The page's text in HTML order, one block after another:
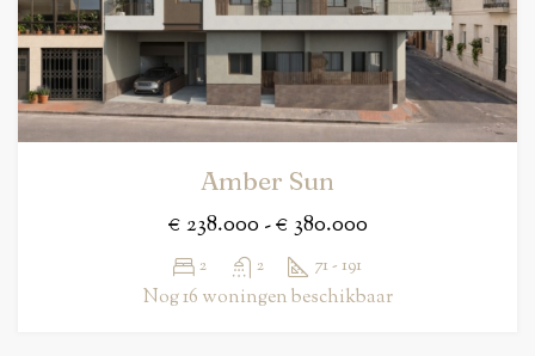
Amber Sun
€ 238.000 - € 380.000
2 2 71 - 191
Nog 16 woningen beschikbaar